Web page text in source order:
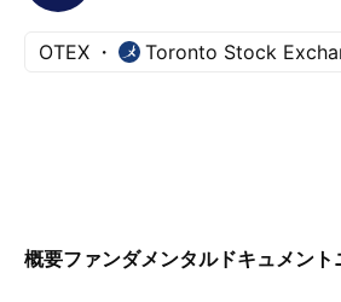
OTEX Toronto Stock
概要ファンダメンタルドキュメント